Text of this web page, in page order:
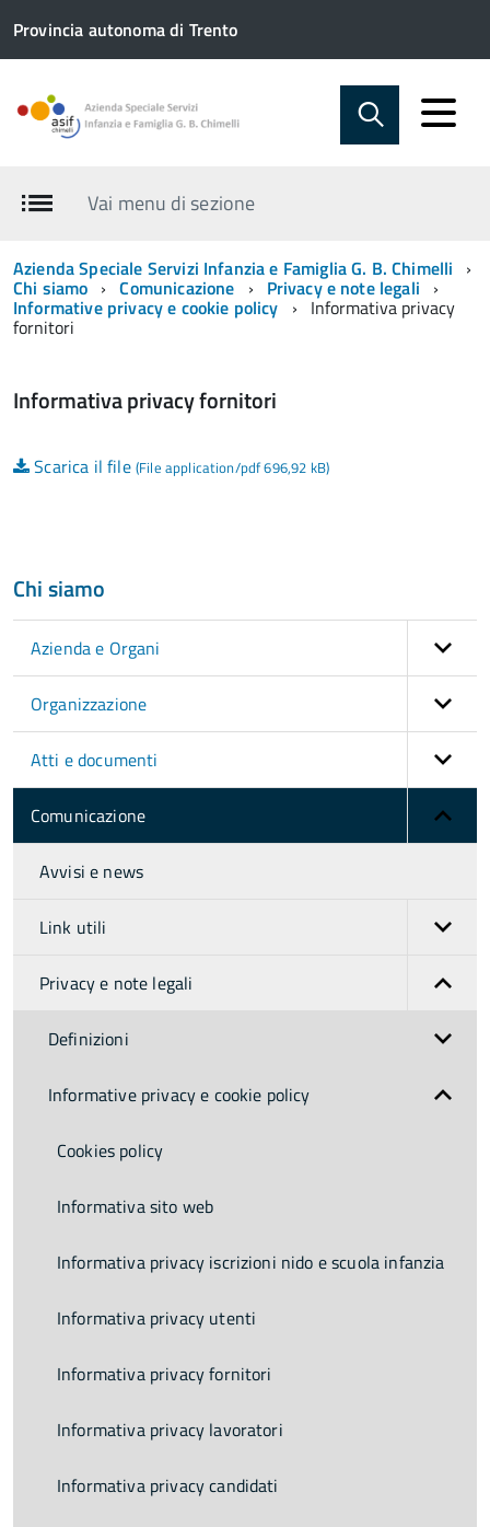
Provincia autonoma di Trento
Vai menu di sezione
Azienda Speciale Servizi Infanzia e Famiglia G. B. Chimelli
Chi siamo Comunicazione Privacy e note legali
Informative privacy e cookie policy Informativa privacy
fornitori
Informativa privacy fornitori
Scarica il file (File application/pdf 696,92 kB)
Chi siamo
Azienda e Organi
Organizzazione
Atti e documenti
Comunicazione
Avvisi e news
Link utili
Privacy e note legali
Definizioni
Informative privacy e cookie policy
Cookies policy
Informativa sito web
Informativa privacy iscrizioni nido e scuola infanzia
Informativa privacy utenti
Informativa privacy fornitori
Informativa privacy lavoratori
Informativa privacy candidati